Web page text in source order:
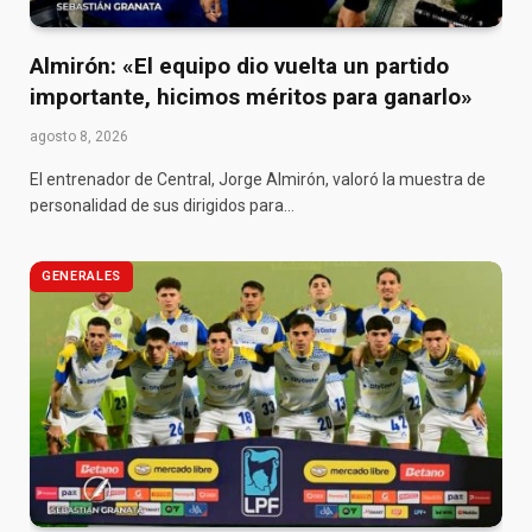
Almirón: «El equipo dio vuelta un partido
importante, hicimos méritos para ganarlo»
agosto 8, 2026
El entrenador de Central, Jorge Almirón, valoró la muestra de
personalidad de sus dirigidos para…
GENERALES